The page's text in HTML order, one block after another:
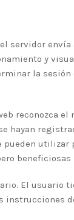
y
la
reconozca
hayan
beneficiosas
El usuario